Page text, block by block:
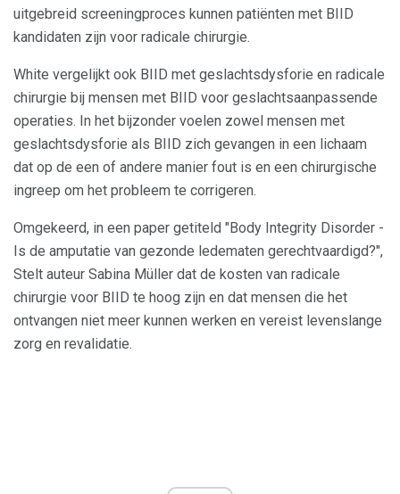
uitgebreid screeningproces kunnen patiënten met BIID
kandidaten zijn voor radicale chirurgie.
White vergelijkt ook BIID met geslachtsdysforie en radicale
chirurgie bij mensen met BIID voor geslachtsaanpassende
operaties. In het bijzonder voelen zowel mensen met
geslachtsdysforie als BIID zich gevangen in een lichaam
dat op de een of andere manier fout is en een chirurgische
ingreep om het probleem te corrigeren.
Omgekeerd, in een paper getiteld "Body Integrity Disorder -
Is de amputatie van gezonde ledematen gerechtvaardigd?",
Stelt auteur Sabina Müller dat de kosten van radicale
chirurgie voor BIID te hoog zijn en dat mensen die het
ontvangen niet meer kunnen werken en vereist levenslange
zorg en revalidatie.